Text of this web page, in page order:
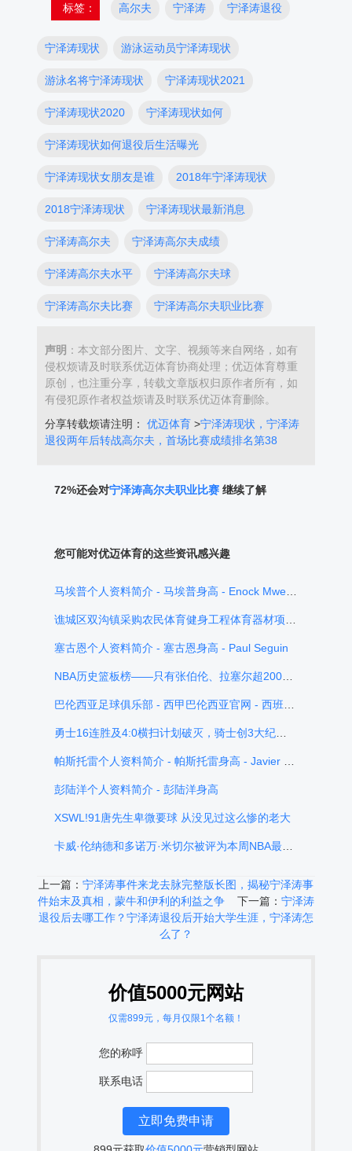
标签： 高尔夫 宁泽涛 宁泽涛退役
宁泽涛现状 游泳运动员宁泽涛现状
游泳名将宁泽涛现状 宁泽涛现状2021
宁泽涛现状2020 宁泽涛现状如何
宁泽涛现状如何退役后生活曝光
宁泽涛现状女朋友是谁 2018年宁泽涛现状
2018宁泽涛现状 宁泽涛现状最新消息
宁泽涛高尔夫 宁泽涛高尔夫成绩
宁泽涛高尔夫水平 宁泽涛高尔夫球
宁泽涛高尔夫比赛 宁泽涛高尔夫职业比赛
声明 ：本文部分图片、文字、视频等来自网络，如有
侵权烦请及时联系优迈体育协商处理；优迈体育尊重
原创，也注重分享，转载文章版权归原作者所有，如
有侵犯原作者权益烦请及时联系优迈体育删除。
分享转载烦请注明：
优迈体育>宁泽涛现状，宁泽涛
退役两年后转战高尔夫，首场比赛成绩排名第38
72%还会对宁泽涛高尔夫职业比赛 继续了解
您可能对优迈体育的这些资讯感兴趣
塞古恩个人资料简介 - 塞古恩身高 - Paul Seguin
彭陆洋个人资料简介 - 彭陆洋身高
XSWL!91唐先生卑微要球 从没见过这么惨的老大
上一篇： 宁泽涛事件来龙去脉完整版长图，揭秘宁泽涛事
件始末及真相，蒙牛和伊利的利益之争下一篇： 宁泽涛
退役后去哪工作？宁泽涛退役后开始大学生涯，宁泽涛怎
么了？
价值5000元网站
仅需899元，每月仅限1个名额！
您的称呼
联系电话